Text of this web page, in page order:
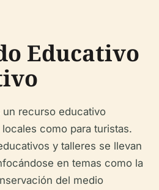
Educativo
un recurso educativo
como para turistas.
y talleres se llevan
en temas como la
del medio